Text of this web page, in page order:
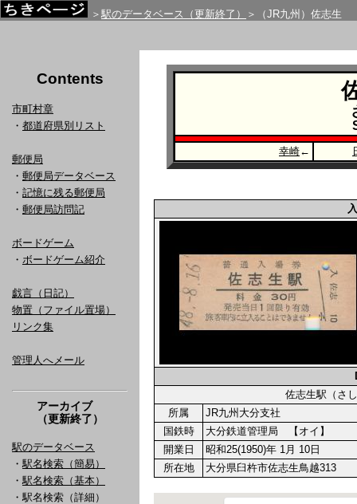
＞ 駅のデータベース（更新終了） ＞（JR九州）佐志生
Contents
市町村章
・ 都道府県別リスト
郵便局
・ 郵便局データベース
・ 記憶に残る郵便局
・ 郵便局訪問記
ボードゲーム
・ ボードゲーム紹介
戯言（日記）
物置（ファイル置場）
リンク集
管理人へメール
アーカイブ
（更新終了）
駅のデータベース
・ 駅名検索（簡易）
・ 駅名検索（基本）
・駅名検索（詳細）
幸崎←
佐志生駅（
所属
JR九州大分支社
国鉄時
大分鉄道管理局 【オイ】
開業日
昭和25(1950)年 1月 10日
所在地
大分県臼杵市佐志生鳥越313